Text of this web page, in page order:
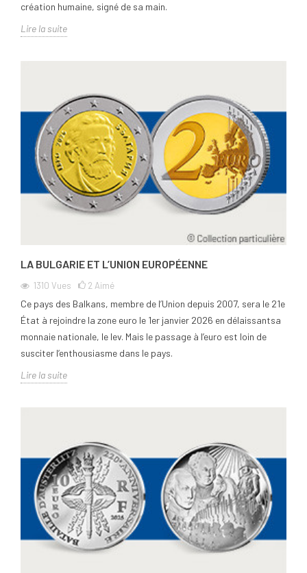
création humaine, signé de sa main.
Lire la suite
LA BULGARIE ET L’UNION EUROPÉENNE
1310 Vues 2 Aimé
Ce pays des Balkans, membre de l’Union depuis 2007, sera le 21e
État à rejoindre la zone euro le 1er janvier 2026 en délaissantsa
monnaie nationale, le lev. Mais le passage à l’euro est loin de
susciter l’enthousiasme dans le pays.
Lire la suite